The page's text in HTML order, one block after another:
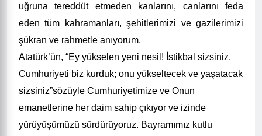
uğruna tereddüt etmeden kanlarını, canlarını feda
eden tüm kahramanları, şehitlerimizi ve gazilerimizi
şükran ve rahmetle anıyorum.
Atatürk’ün, “Ey yükselen yeni nesil! İstikbal sizsiniz.
Cumhuriyeti biz kurduk; onu yükseltecek ve yaşatacak
sizsiniz”sözüyle Cumhuriyetimize ve Onun
emanetlerine her daim sahip çıkıyor ve izinde
yürüyüşümüzü sürdürüyoruz. Bayramımız kutlu